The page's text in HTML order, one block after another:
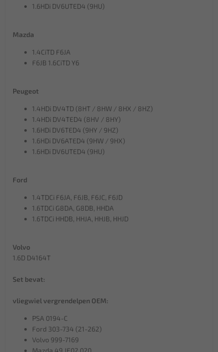
1.6HDi DV6UTED4 (9HU)
Mazda
1.4CiTD F6JA
F6JB 1.6CiTD Y6
Peugeot
1.4HDi DV4TD (8HT / 8HW / 8HX / 8HZ)
1.4HDi DV4TED4 (8HV / 8HY)
1.6HDi DV6TED4 (9HY / 9HZ)
1.6HDi DV6ATED4 (9HW / 9HX)
1.6HDi DV6UTED4 (9HU)
Ford
1.4TDCi F6JA, F6JB, F6JC, F6JD
1.6TDCi G8DA, G8DB, HHDA
1.6TDCi HHDB, HHJA, HHJB, HHJD
Volvo
1.6D D4164T
Set bevat:
vliegwiel vergrendelpen OEM:
PSA 0194-C
Ford 303-734 (21-262)
Volvo 999-7169
Mazda 49 JE02 020